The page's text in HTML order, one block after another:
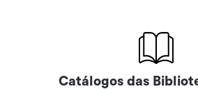
Catálogos das